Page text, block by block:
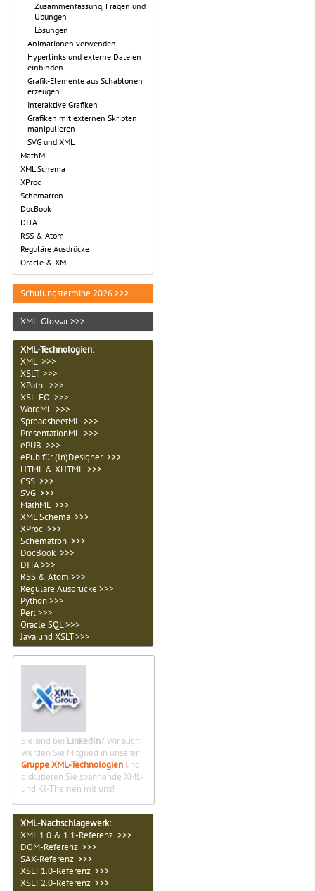
Zusammenfassung, Fragen und
Übungen
Lösungen
Animationen verwenden
Hyperlinks und externe Dateien
einbinden
Grafik-Elemente aus Schablonen
erzeugen
Interaktive Grafiken
Grafiken mit externen Skripten
manipulieren
SVG und XML
MathML
XML Schema
XProc
Schematron
DocBook
DITA
RSS & Atom
Reguläre Ausdrücke
Oracle & XML
Schulungstermine 2026 >>>
XML-Glossar >>>
XML-Technologien:
XML >>>
XSLT >>>
XPath >>>
XSL-FO >>>
WordML >>>
SpreadsheetML >>>
PresentationML >>>
ePUB >>>
ePub für (In)Designer >>>
HTML & XHTML >>>
CSS >>>
SVG >>>
MathML >>>
XML Schema >>>
XProc >>>
Schematron >>>
DocBook >>>
DITA >>>
RSS & Atom >>>
Reguläre Ausdrücke >>>
Python >>>
Perl >>>
Oracle SQL >>>
Java und XSLT >>>
Sie sind bei LinkedIn? Wir auch.
Werden Sie Mitglied in unserer
Gruppe XML-Technologien und
diskutieren Sie spannende XML-
und KI-Themen mit uns!
XML-Nachschlagewerk:
XML 1.0 & 1.1-Referenz >>>
DOM-Referenz >>>
SAX-Referenz >>>
XSLT 1.0-Referenz >>>
XSLT 2.0-Referenz >>>